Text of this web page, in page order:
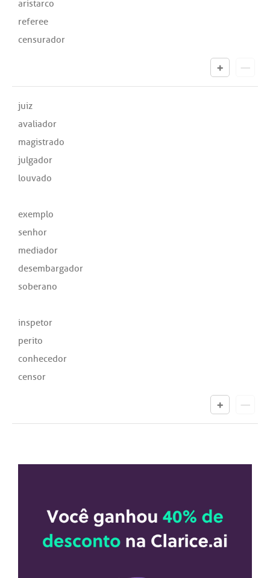
aristarco
referee
censurador
juiz
avaliador
magistrado
julgador
louvado
exemplo
senhor
mediador
desembargador
soberano
inspetor
perito
conhecedor
censor